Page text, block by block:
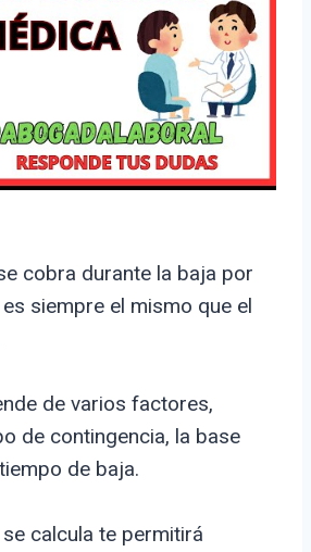
cobra durante la baja por
siempre el mismo que el
de varios factores,
de contingencia, la base
de baja.
calcula te permitirá